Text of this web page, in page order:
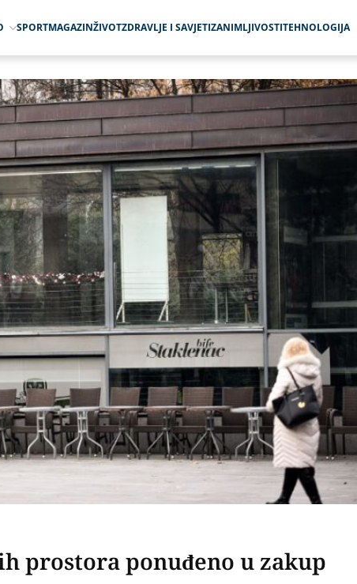
SPORTMAGAZINŽIVOTZDRAVLJE I SAVJETIZANIMLJIVOSTITEHNOLOGIJA
prostora ponuđeno u zakup